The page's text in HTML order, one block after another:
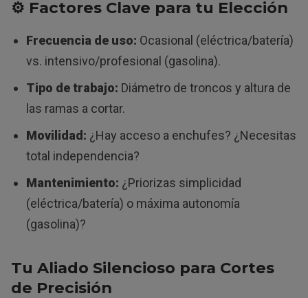
⚙️ Factores Clave para tu Elección
Frecuencia de uso: Ocasional (eléctrica/batería)
vs. intensivo/profesional (gasolina).
Tipo de trabajo: Diámetro de troncos y altura de
las ramas a cortar.
Movilidad: ¿Hay acceso a enchufes? ¿Necesitas
total independencia?
Mantenimiento: ¿Priorizas simplicidad
(eléctrica/batería) o máxima autonomía
(gasolina)?
Tu Aliado Silencioso para Cortes
de Precisión